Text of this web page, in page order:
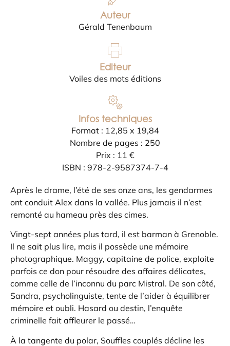
Auteur
Gérald Tenenbaum
Editeur
Voiles des mots éditions
Infos techniques
Format : 12,85 x 19,84
Nombre de pages : 250
Prix : 11 €
ISBN : 978-2-9587374-7-4
Après le drame, l’été de ses onze ans, les gendarmes
ont conduit Alex dans la vallée. Plus jamais il n’est
remonté au hameau près des cimes.
Vingt-sept années plus tard, il est barman à Grenoble.
Il ne sait plus lire, mais il possède une mémoire
photographique. Maggy, capitaine de police, exploite
parfois ce don pour résoudre des affaires délicates,
comme celle de l’inconnu du parc Mistral. De son côté,
Sandra, psycholinguiste, tente de l’aider à équilibrer
mémoire et oubli. Hasard ou destin, l’enquête
criminelle fait affleurer le passé…
À la tangente du polar, Souffles couplés décline les